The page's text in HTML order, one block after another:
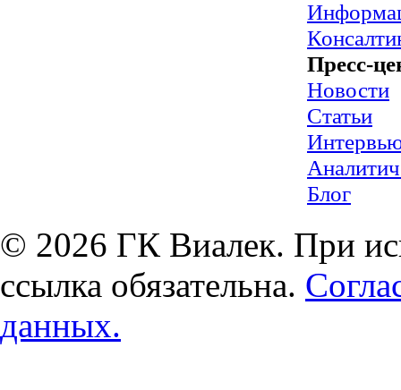
Пресс-
Новости
Статьи
Блог
© 2026 ГК Виалек. При
ссылка обязательна.
данных.